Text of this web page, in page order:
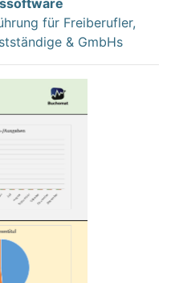
für Freiberufler,
& GmbHs